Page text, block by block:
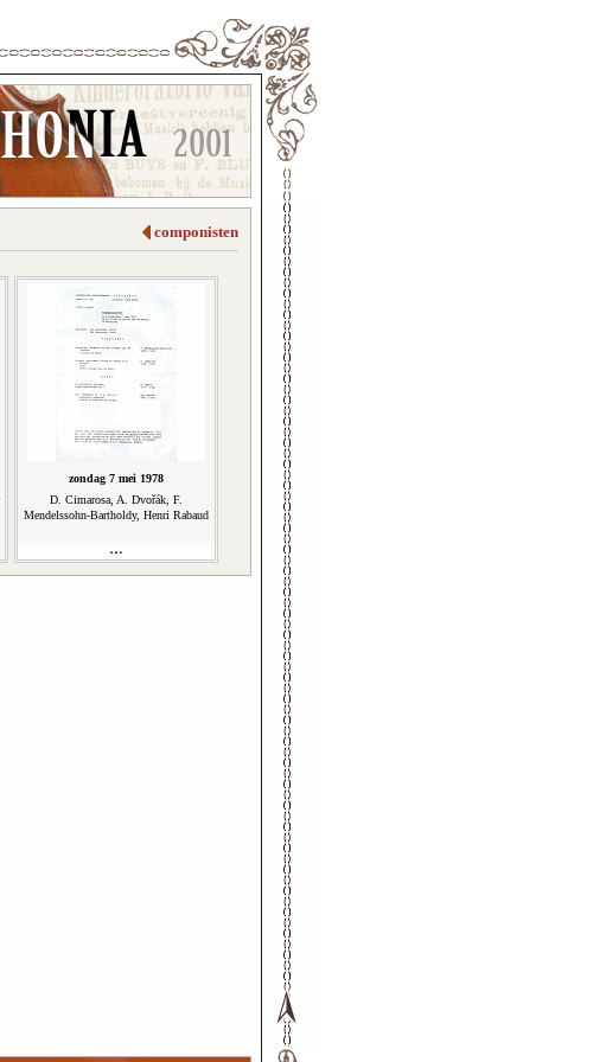
componisten
zondag 7 mei 1978
D. Cimarosa, A. Dvořák, F.
Mendelssohn-Bartholdy, Henri Rabaud